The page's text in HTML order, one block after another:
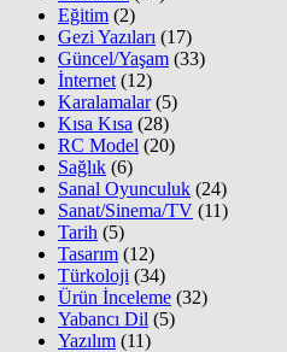
Eğitim (2)
Gezi Yazıları (17)
Güncel/Yaşam (33)
İnternet (12)
Karalamalar(5)
Kısa Kısa (28)
RC Model (20)
Sağlık (6)
Sanal Oyunculuk (24)
Sanat/Sinema/TV (11)
Tarih (5)
Tasarım (12)
Türkoloji (34)
Ürün İnceleme (32)
Yabancı Dil (5)
Yazılım (11)